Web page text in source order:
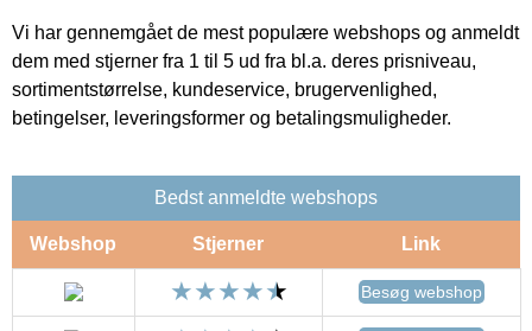
Vi har gennemgået de mest populære webshops og anmeldt
dem med stjerner fra 1 til 5 ud fra bl.a. deres prisniveau,
sortimentstørrelse, kundeservice, brugervenlighed,
betingelser, leveringsformer og betalingsmuligheder.
Bedst anmeldte webshops
Webshop Stjerner Link
Besøg webshop